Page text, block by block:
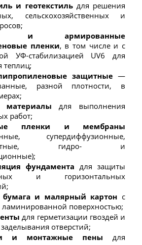
и геотекстиль для решения
сельскохозяйственных и
и армированные
пленки, в том числе и с
УФ-стабилизацией UV6 для
теплиц;
защитные —
разной плотности, в
материалы для выполнения
работ;
пленки и мембраны
супердиффузионные,
гидро- и
фундамента для защиты
и горизонтальных
бумага и малярный картон с
поверхностью;
для герметизации гвоздей и
отверстий;
и монтажные пены для